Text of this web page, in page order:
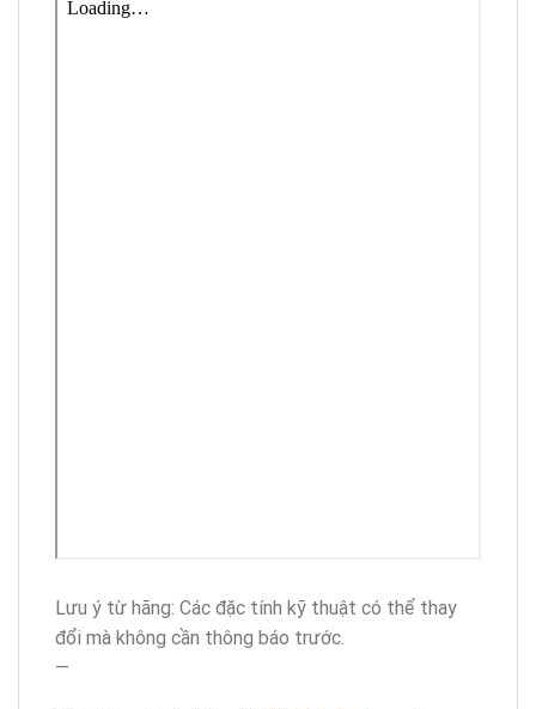
Lưu ý từ hãng: Các đặc tính kỹ thuật có thể thay
đổi mà không cần thông báo trước.
—